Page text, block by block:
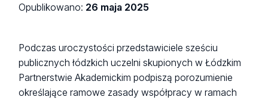
Opublikowano: 26 maja 2025
Podczas uroczystości przedstawiciele sześciu
publicznych łódzkich uczelni skupionych w Łódzkim
Partnerstwie Akademickim podpiszą porozumienie
określające ramowe zasady współpracy w ramach